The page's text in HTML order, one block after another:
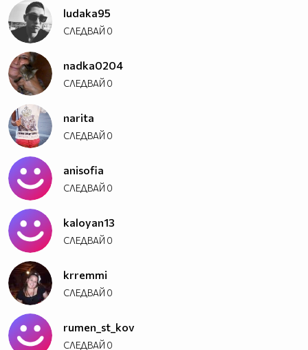
ludaka95
СЛЕДВАЙ 0
nadka0204
СЛЕДВАЙ 0
narita
СЛЕДВАЙ 0
anisofia
СЛЕДВАЙ 0
kaloyan13
СЛЕДВАЙ 0
krremmi
СЛЕДВАЙ 0
rumen_st_kov
СЛЕДВАЙ 0